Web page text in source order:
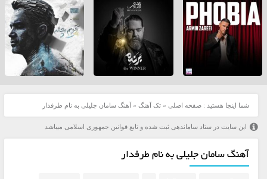
شما اینجا هستید : صفحه اصلی » تک آهنگ » آهنگ سامان جلیلی به نام طرفدار
این سایت در ستاد ساماندهی ثبت شده و تابع قوانین جمهوری اسلامی میباشد
آهنگ سامان جلیلی به نام طرفدار